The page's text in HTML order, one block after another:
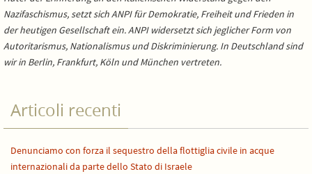
Nazifaschismus, setzt sich ANPI für Demokratie, Freiheit und Frieden in
der heutigen Gesellschaft ein. ANPI widersetzt sich jeglicher Form von
Autoritarismus, Nationalismus und Diskriminierung. In Deutschland sind
wir in Berlin, Frankfurt, Köln und München vertreten.
Articoli recenti
Denunciamo con forza il sequestro della flottiglia civile in acque
internazionali da parte dello Stato di Israele